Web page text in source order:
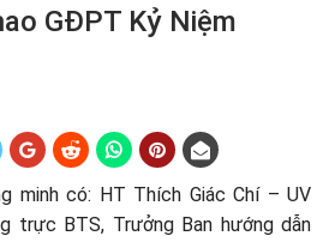
GĐPT Kỷ Niệm
minh có: HT Thích Giác Chí – UV
trực BTS, Trưởng Ban hướng dẫn